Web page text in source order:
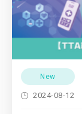
New
2024-08-12